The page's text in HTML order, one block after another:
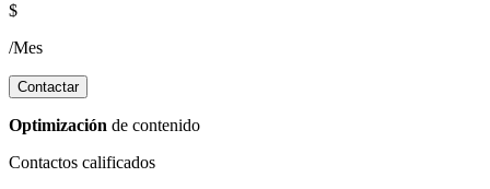
$
/Mes
Contactar
Optimización de contenido
Contactos calificados